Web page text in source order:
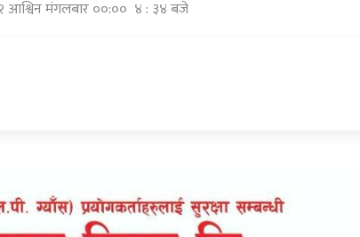
आश्विन मंगलबार ००:०० ४ : ३४ बजे